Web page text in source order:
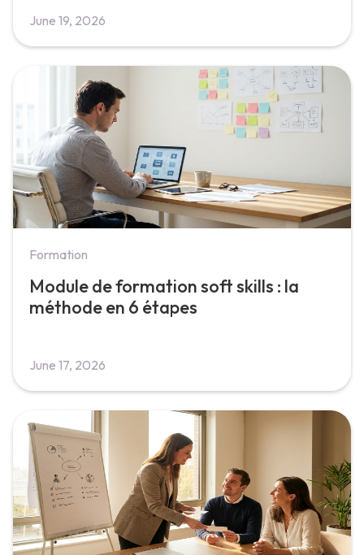
June 19, 2026
Formation
Module de formation soft skills : la
méthode en 6 étapes
June 17, 2026